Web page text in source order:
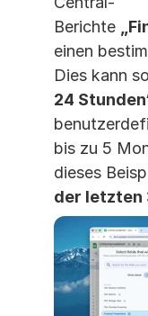
Berichte
einen
Dies kann
24
bis zu 5
dieses
der letzten